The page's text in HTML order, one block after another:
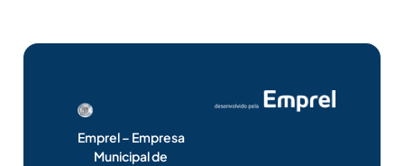
Emprel – Empresa
Municipal de